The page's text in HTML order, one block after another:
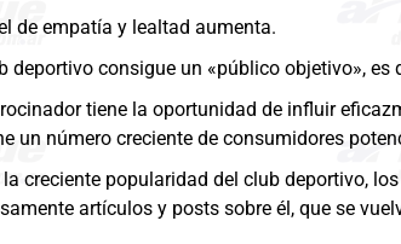
de empatía y lealtad aumenta.
deportivo consigue un «público objetivo»,
tiene la oportunidad de influir
un número creciente de consumidores
la creciente popularidad del club deportivo,
artículos y posts sobre él, que se